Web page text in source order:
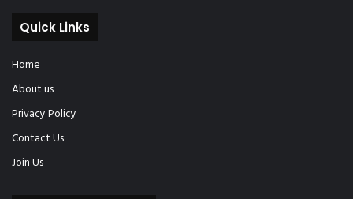
Quick Links
Home
About us
Privacy Policy
Contact Us
Join Us